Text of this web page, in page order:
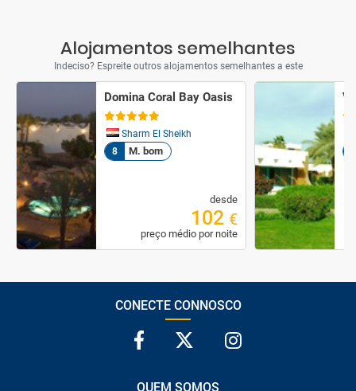
Alojamentos semelhantes
Indeciso? Espreite outros alojamentos semelhantes a este
Domina Coral Bay Oasis
Sharm El Sheikh
8
M. bom
desde
102 €
preço médio por noite
V
CONECTE CONNOSCO
QUEM SOMOS